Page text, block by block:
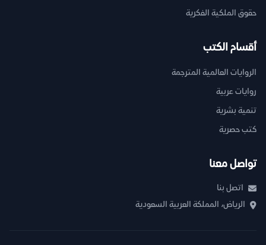
حقوق الملكية الفكرية
أقسام الكتب
الروايات العالمية المترجمة
روايات عربية
تنمية بشرية
كتب حصرية
تواصل معنا
اتصل بنا
الرياض، المملكة العربية السعودية